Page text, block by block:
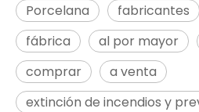
Porcelana fabricantes
fábrica
al por mayor
comprar
a venta
extinción de incendios y